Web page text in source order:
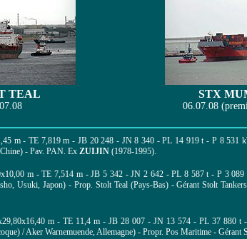
TEAL STX
06.07.08
m - TE 7,819 m - JB 20 248 - JN 8 340 - PL 14 919 t - P 8 531
- Pav. PAN. Ex ZUIJIN(1978-1995).
m - TE 7,514 m - JB 5 342 - JN 2 642 - PL 8 587 t - P 3
Usuki, Japon) - Prop. Stolt Teal (Pays-Bas) - Gérant Stolt
m - TE 11,4 m - JB 28 007 - JN 13 574 - PL 37
/ Aker Warnemuende, Allemagne) - Propr. Pos Maritime - Gérant